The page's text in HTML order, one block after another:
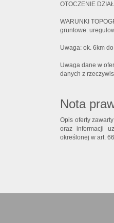
OTOCZENIE
WARUNKI
gruntowe:
Uwaga: ok. 6km
Uwaga dane w
danych z
Nota
Opis oferty
oraz informacji
określonej w art.